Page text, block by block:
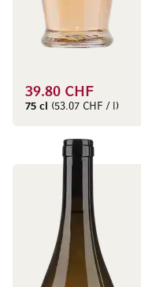
39.80 CHF
75 cl (53.07 CHF / l)